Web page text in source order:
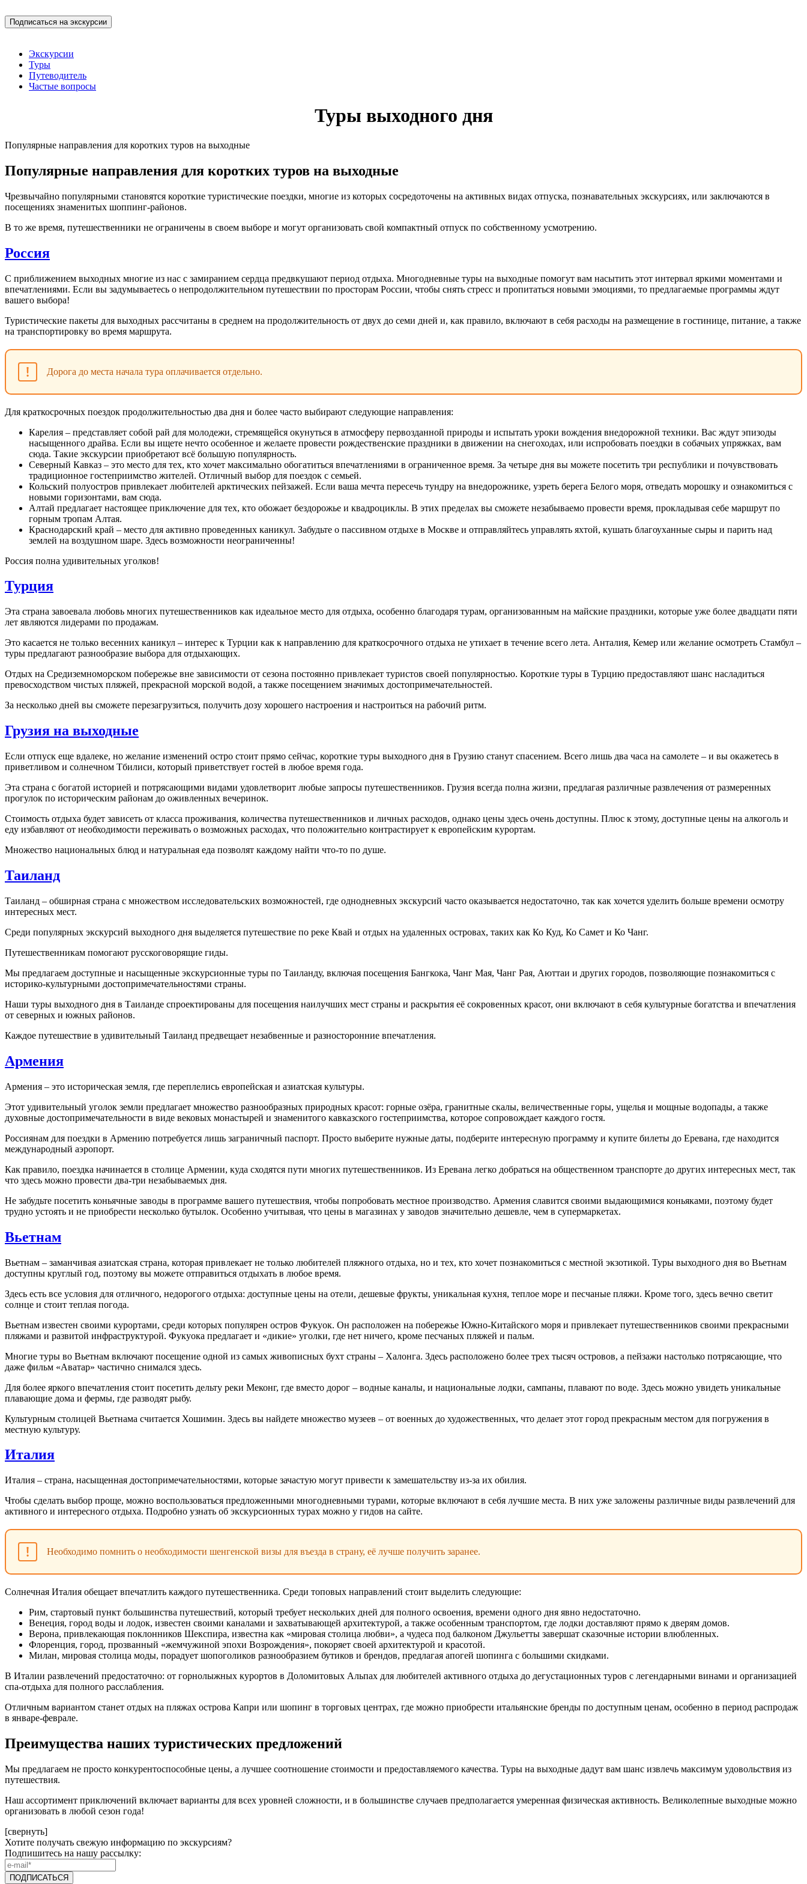
Экскурсии
Туры
Путеводитель
Частые вопросы
Туры выходного дня
Популярные направления для коротких туров на выходные
Популярные направления для коротких туров на выходные
Чрезвычайно популярными становятся короткие туристические поездки, многие из которых сосредоточены на активных видах отпуска, познавательных экскурсиях, или заключаются в
посещениях знаменитых шоппинг-районов.
В то же время, путешественники не ограничены в своем выборе и могут организовать свой компактный отпуск по собственному усмотрению.
Россия
С приближением выходных многие из нас с замиранием сердца предвкушают период отдыха. Многодневные туры на выходные помогут вам насытить этот интервал яркими моментами и
впечатлениями. Если вы задумываетесь о непродолжительном путешествии по просторам России, чтобы снять стресс и пропитаться новыми эмоциями, то предлагаемые программы ждут
вашего выбора!
Туристические пакеты для выходных рассчитаны в среднем на продолжительность от двух до семи дней и, как правило, включают в себя расходы на размещение в гостинице, питание, а также
на транспортировку во время маршрута.
Дорога до места начала тура оплачивается отдельно.
Для краткосрочных поездок продолжительностью два дня и более часто выбирают следующие направления:
Карелия – представляет собой рай для молодежи, стремящейся окунуться в атмосферу первозданной природы и испытать уроки вождения внедорожной техники. Вас ждут эпизоды
насыщенного драйва. Если вы ищете нечто особенное и желаете провести рождественские праздники в движении на снегоходах, или испробовать поездки в собачьих упряжках, вам
сюда. Такие экскурсии приобретают всё большую популярность.
Северный Кавказ – это место для тех, кто хочет максимально обогатиться впечатлениями в ограниченное время. За четыре дня вы можете посетить три республики и почувствовать
традиционное гостеприимство жителей. Отличный выбор для поездок с семьей.
Кольский полуостров привлекает любителей арктических пейзажей. Если ваша мечта пересечь тундру на внедорожнике, узреть берега Белого моря, отведать морошку и ознакомиться с
новыми горизонтами, вам сюда.
Алтай предлагает настоящее приключение для тех, кто обожает бездорожье и квадроциклы. В этих пределах вы сможете незабываемо провести время, прокладывая себе маршрут по
горным тропам Алтая.
Краснодарский край – место для активно проведенных каникул. Забудьте о пассивном отдыхе в Москве и отправляйтесь управлять яхтой, кушать благоуханные сыры и парить над
землей на воздушном шаре. Здесь возможности неограниченны!
Россия полна удивительных уголков!
Турция
Эта страна завоевала любовь многих путешественников как идеальное место для отдыха, особенно благодаря турам, организованным на майские праздники, которые уже более двадцати пяти
лет являются лидерами по продажам.
Это касается не только весенних каникул – интерес к Турции как к направлению для краткосрочного отдыха не утихает в течение всего лета. Анталия, Кемер или желание осмотреть Стамбул –
туры предлагают разнообразие выбора для отдыхающих.
Отдых на Средиземноморском побережье вне зависимости от сезона постоянно привлекает туристов своей популярностью. Короткие туры в Турцию предоставляют шанс насладиться
превосходством чистых пляжей, прекрасной морской водой, а также посещением значимых достопримечательностей.
За несколько дней вы сможете перезагрузиться, получить дозу хорошего настроения и настроиться на рабочий ритм.
Грузия на выходные
Если отпуск еще вдалеке, но желание изменений остро стоит прямо сейчас, короткие туры выходного дня в Грузию станут спасением. Всего лишь два часа на самолете – и вы окажетесь в
приветливом и солнечном Тбилиси, который приветствует гостей в любое время года.
Эта страна с богатой историей и потрясающими видами удовлетворит любые запросы путешественников. Грузия всегда полна жизни, предлагая различные развлечения от размеренных
прогулок по историческим районам до оживленных вечеринок.
Стоимость отдыха будет зависеть от класса проживания, количества путешественников и личных расходов, однако цены здесь очень доступны. Плюс к этому, доступные цены на алкоголь и
еду избавляют от необходимости переживать о возможных расходах, что положительно контрастирует к европейским курортам.
Множество национальных блюд и натуральная еда позволят каждому найти что-то по душе.
Таиланд
Таиланд – обширная страна с множеством исследовательских возможностей, где однодневных экскурсий часто оказывается недостаточно, так как хочется уделить больше времени осмотру
интересных мест.
Среди популярных экскурсий выходного дня выделяется путешествие по реке Квай и отдых на удаленных островах, таких как Ко Куд, Ко Самет и Ко Чанг.
Путешественникам помогают русскоговорящие гиды.
Мы предлагаем доступные и насыщенные экскурсионные туры по Таиланду, включая посещения Бангкока, Чанг Мая, Чанг Рая, Аюттаи и других городов, позволяющие познакомиться с
историко-культурными достопримечательностями страны.
Наши туры выходного дня в Таиланде спроектированы для посещения наилучших мест страны и раскрытия её сокровенных красот, они включают в себя культурные богатства и впечатления
от северных и южных районов.
Каждое путешествие в удивительный Таиланд предвещает незабвенные и разносторонние впечатления.
Армения
Армения – это историческая земля, где переплелись европейская и азиатская культуры.
Этот удивительный уголок земли предлагает множество разнообразных природных красот: горные озёра, гранитные скалы, величественные горы, ущелья и мощные водопады, а также
духовные достопримечательности в виде вековых монастырей и знаменитого кавказского гостеприимства, которое сопровождает каждого гостя.
Россиянам для поездки в Армению потребуется лишь заграничный паспорт. Просто выберите нужные даты, подберите интересную программу и купите билеты до Еревана, где находится
международный аэропорт.
Как правило, поездка начинается в столице Армении, куда сходятся пути многих путешественников. Из Еревана легко добраться на общественном транспорте до других интересных мест, так
что здесь можно провести два-три незабываемых дня.
Не забудьте посетить коньячные заводы в программе вашего путешествия, чтобы попробовать местное производство. Армения славится своими выдающимися коньяками, поэтому будет
трудно устоять и не приобрести несколько бутылок. Особенно учитывая, что цены в магазинах у заводов значительно дешевле, чем в супермаркетах.
Вьетнам
Вьетнам – заманчивая азиатская страна, которая привлекает не только любителей пляжного отдыха, но и тех, кто хочет познакомиться с местной экзотикой. Туры выходного дня во Вьетнам
доступны круглый год, поэтому вы можете отправиться отдыхать в любое время.
Здесь есть все условия для отличного, недорогого отдыха: доступные цены на отели, дешевые фрукты, уникальная кухня, теплое море и песчаные пляжи. Кроме того, здесь вечно светит
солнце и стоит теплая погода.
Вьетнам известен своими курортами, среди которых популярен остров Фукуок. Он расположен на побережье Южно-Китайского моря и привлекает путешественников своими прекрасными
пляжами и развитой инфраструктурой. Фукуока предлагает и «дикие» уголки, где нет ничего, кроме песчаных пляжей и пальм.
Многие туры во Вьетнам включают посещение одной из самых живописных бухт страны – Халонга. Здесь расположено более трех тысяч островов, а пейзажи настолько потрясающие, что
даже фильм «Аватар» частично снимался здесь.
Для более яркого впечатления стоит посетить дельту реки Меконг, где вместо дорог – водные каналы, и национальные лодки, сампаны, плавают по воде. Здесь можно увидеть уникальные
плавающие дома и фермы, где разводят рыбу.
Культурным столицей Вьетнама считается Хошимин. Здесь вы найдете множество музеев – от военных до художественных, что делает этот город прекрасным местом для погружения в
местную культуру.
Италия
Италия – страна, насыщенная достопримечательностями, которые зачастую могут привести к замешательству из-за их обилия.
Чтобы сделать выбор проще, можно воспользоваться предложенными многодневными турами, которые включают в себя лучшие места. В них уже заложены различные виды развлечений для
активного и интересного отдыха. Подробно узнать об экскурсионных турах можно у гидов на сайте.
Необходимо помнить о необходимости шенгенской визы для въезда в страну, её лучше получить заранее.
Солнечная Италия обещает впечатлить каждого путешественника. Среди топовых направлений стоит выделить следующие:
Рим, стартовый пункт большинства путешествий, который требует нескольких дней для полного освоения, времени одного дня явно недостаточно.
Венеция, город воды и лодок, известен своими каналами и захватывающей архитектурой, а также особенным транспортом, где лодки доставляют прямо к дверям домов.
Верона, привлекающая поклонников Шекспира, известна как «миро­вая столица любви», а чудеса под балконом Джульетты завершат сказочные истории влюбленных.
Флоренция, город, прозванный «жемчужиной эпохи Возрождения», покоряет своей архитектурой и красотой.
Милан, мировая столица моды, порадует шопоголиков разнообразием бутиков и брендов, предлагая апогей шопинга с большими скидками.
В Италии развлечений предостаточно: от горнолыжных курортов в Доломитовых Альпах для любителей активного отдыха до дегустационных туров с легендарными винами и организацией
спа-отдыха для полного расслабления.
Отличным вариантом станет отдых на пляжах острова Капри или шопинг в торговых центрах, где можно приобрести итальянские бренды по доступным ценам, особенно в период распродаж
в январе-феврале.
Преимущества наших туристических предложений
Мы предлагаем не просто конкурентоспособные цены, а лучшее соотношение стоимости и предоставляемого качества. Туры на выходные дадут вам шанс извлечь максимум удовольствия из
путешествия.
Наш ассортимент приключений включает варианты для всех уровней сложности, и в большинстве случаев предполагается умеренная физическая активность. Великолепные выходные можно
организовать в любой сезон года!
[свернуть]
Хотите получать свежую информацию по экскурсиям?
Подпишитесь на нашу рассылку: